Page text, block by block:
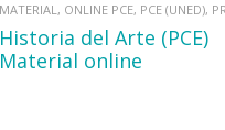
Historia del Arte (PCE)
Material online